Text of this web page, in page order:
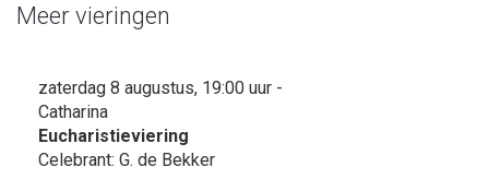
Meer vieringen
zaterdag 8 augustus, 19:00 uur -
Catharina
Eucharistieviering
Celebrant: G. de Bekker